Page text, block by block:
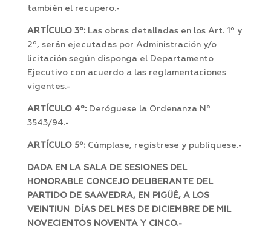
también el recupero.-
ARTÍCULO 3º: Las obras detalladas en los Art. 1º y
2º, serán ejecutadas por Administración y/o
licitación según disponga el Departamento
Ejecutivo con acuerdo a las reglamentaciones
vigentes.-
ARTÍCULO 4º: Deróguese la Ordenanza Nº
3543/94.-
ARTÍCULO 5º:Cúmplase, regístrese y publíquese.-
DADA EN LA SALA DE SESIONES DEL
HONORABLE CONCEJO DELIBERANTE DEL
PARTIDO DE SAAVEDRA, EN PIGÜÉ, A LOS
VEINTIUN DÍAS DEL MES DE DICIEMBRE DE MIL
NOVECIENTOS NOVENTA Y CINCO.-